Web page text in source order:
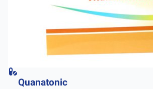
Quanatonic